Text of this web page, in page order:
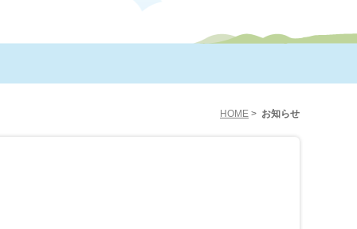
HOME > お知らせ